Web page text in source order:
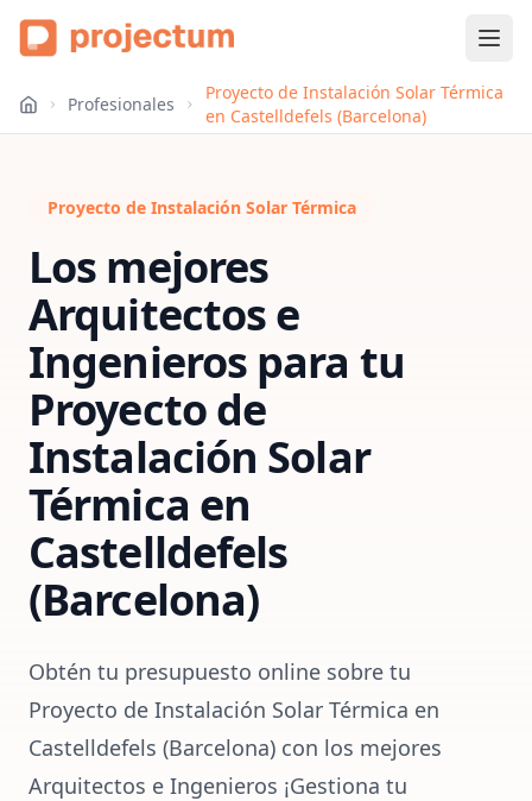
Profesionales
Proyecto de Instalación Solar Térmica
en Castelldefels (Barcelona)
Proyecto de Instalación Solar Térmica
Los mejores
Arquitectos e
Ingenieros para tu
Proyecto de
Instalación Solar
Térmica en
Castelldefels
(Barcelona)
Obtén tu presupuesto online sobre tu
Proyecto de Instalación Solar Térmica en
Castelldefels (Barcelona) con los mejores
Arquitectos e Ingenieros ¡Gestiona tu